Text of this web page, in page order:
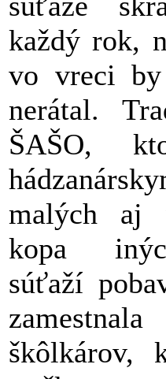
každý rok,
vo vreci
nerátal.
ŠAŠO,
malých aj
kopa
súťaží
škôlkárov,